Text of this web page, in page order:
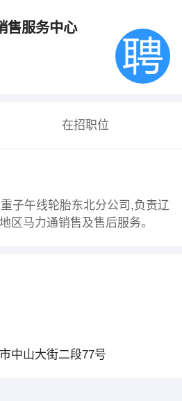
售服务中心
在招职位
子午线轮胎东北分公司,负责辽
区马力通销售及售后服务。
中山大街二段77号